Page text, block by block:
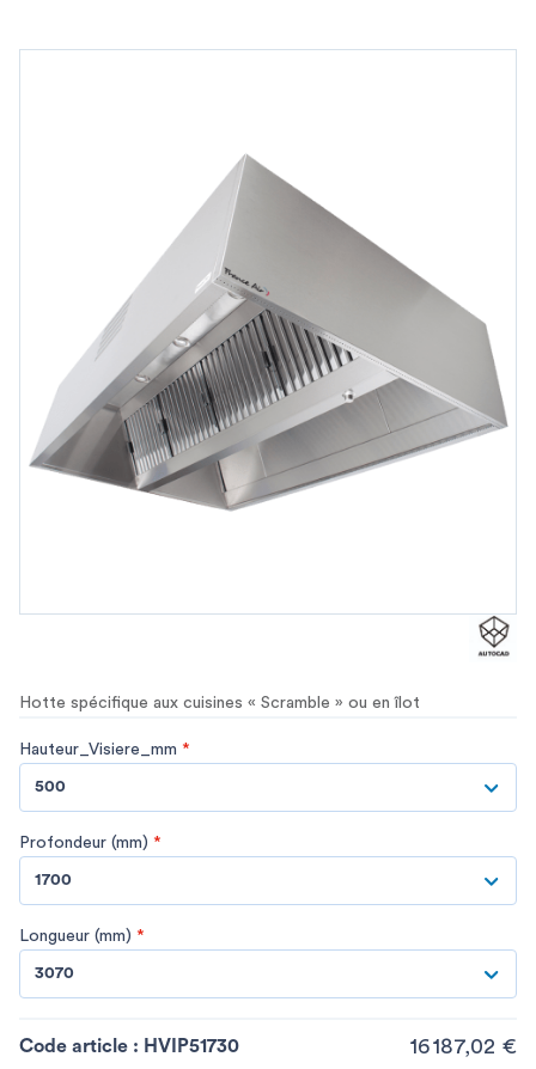
Hotte spécifique aux cuisines « Scramble » ou en îlot
Hauteur_Visiere_mm *
500
Profondeur (mm) *
1700
Longueur (mm) *
3070
Code article : HVIP51730 16 187,02 €